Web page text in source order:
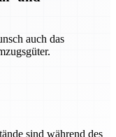
auch das
sind während des